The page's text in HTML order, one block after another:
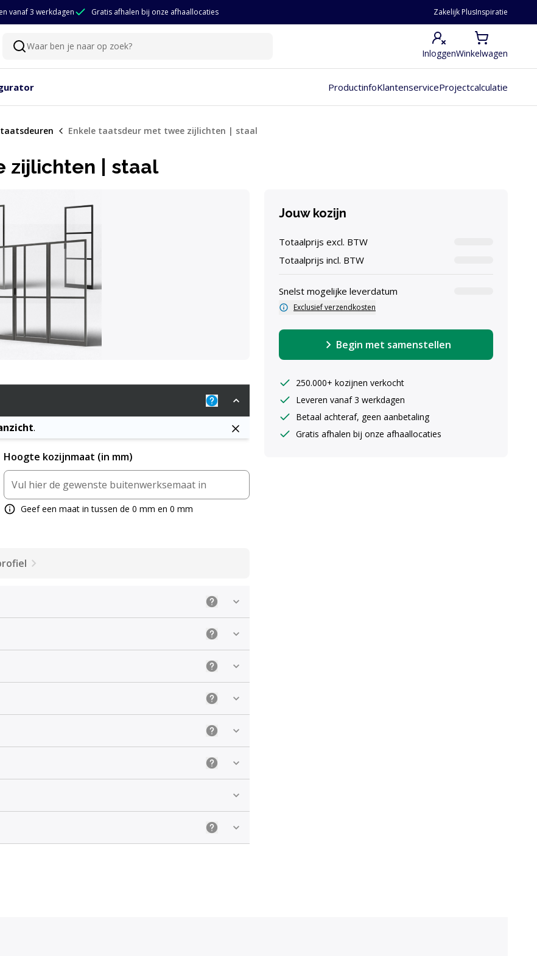
vanaf 3 werkdagen Gratis afhalen bij onze afhaallocaties Zakelijk PlusInspiratie
Zoeken
Waar ben je naar op zoek?
InloggenWinkelwagen
ProductinfoKlantenserviceProjectcalculatie
Enkele taatsdeur met twee zijlichten | staal
zijlichten | staal
Uitleg: De juiste maten ingeven
.
Hoogte kozijnmaat (in mm)
Geef een maat in tussen de 0 mm en 0 mm
Uitleg: Selecteer het gewenste profiel
Uitleg: Kies de juiste vakverdeling
Uitleg: De juiste vakvulling kiezen
Uitleg: Selecteer de gewenste eigenschappen
Uitleg: Kies de juiste kleur en afwerking
Uitleg: Kies de gewenste beglazing
Uitleg: Kiezen voor ventilatie
Jouw kozijn
Totaalprijs excl. BTW
Totaalprijs incl. BTW
Snelst mogelijke leverdatum
Exclusief verzendkosten
Begin met samenstellen
250.000+ kozijnen verkocht
Leveren vanaf 3 werkdagen
Betaal achteraf, geen aanbetaling
Gratis afhalen bij onze afhaallocaties